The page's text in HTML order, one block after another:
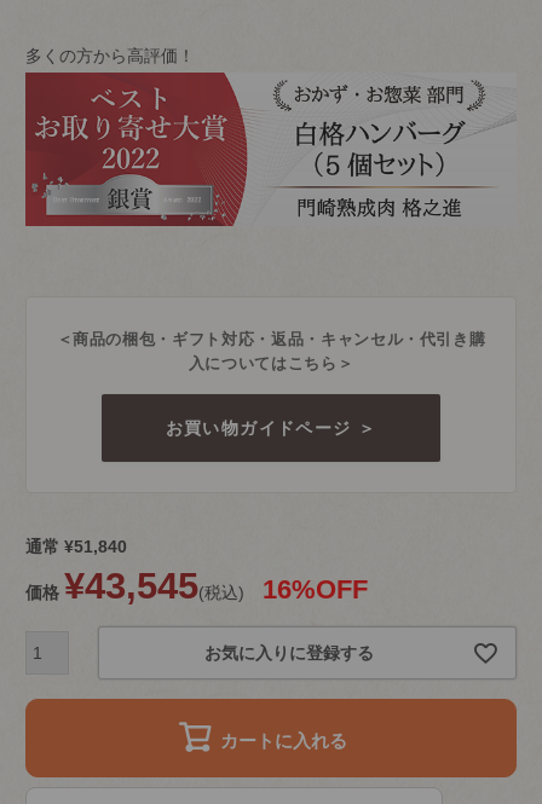
多くの方から高評価！
＜商品の梱包・ギフト対応・返品・キャンセル・代引き購
入についてはこちら＞
お買い物ガイドページ ＞
通常 ¥51,840
価格 ¥43,545 税込 16%OFF
お気に入りに登録する
カートに入れる